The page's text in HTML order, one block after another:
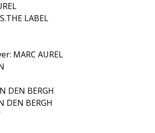
LABEL
MARC AUREL
DEN BERGH
DEN BERGH